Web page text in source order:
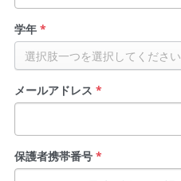
学年*
選択肢一つを選択してください
メールアドレス *
保護者携帯番号*